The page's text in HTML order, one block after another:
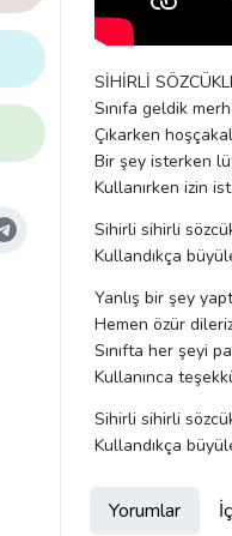
SİHİRLİ
Sınıfa geldik
Çıkarken
Bir şey isterken
Kullanırken izin
Sihirli sihirli
Kullandıkça
Yanlış bir şey
Hemen özür
Sınıfta her şeyi
Kullanınca
Sihirli sihirli
Kullandıkça
Yorumlar